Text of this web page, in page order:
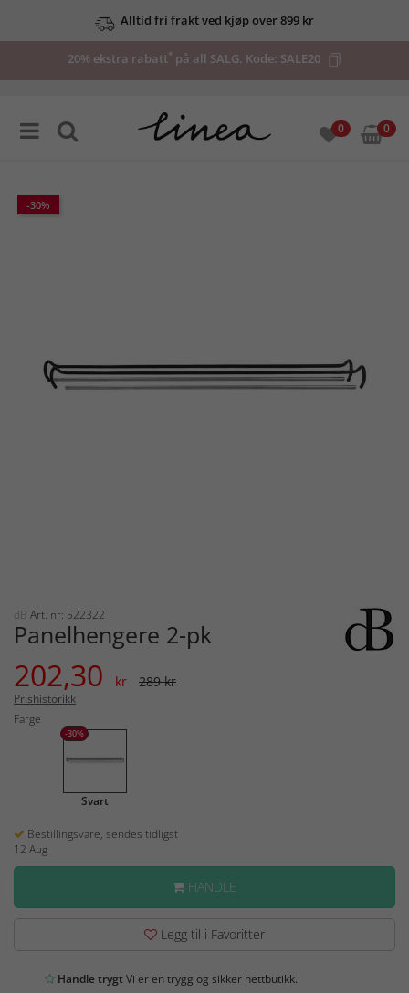
Alltid fri frakt ved kjøp over 899 kr
20% ekstra rabatt* på all SALG. Kode: SALE20
0 0
-30%
dB Art. nr: 522322
Panelhengere 2-pk
202,30 kr 289 kr
Prishistorikk
Farge
-30%
Svart
Bestillingsvare, sendes tidligst
12 Aug
HANDLE
Legg til i Favoritter
Handle trygtVi er en trygg og sikker nettbutikk.